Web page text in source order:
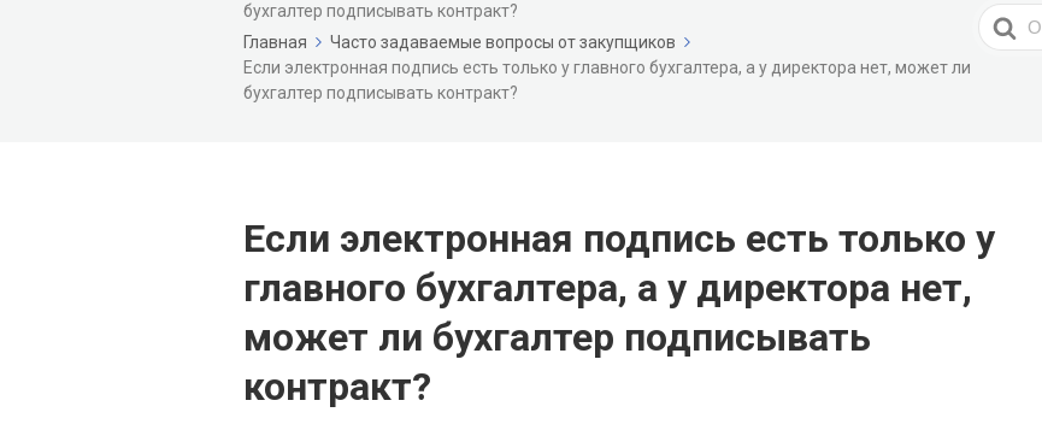
бухгалтер подписывать контракт?
Главная
Часто задаваемые вопросы от закупщиков
Если электронная подпись есть только у главного бухгалтера, а у директора нет, может ли
бухгалтер подписывать контракт?
Search
For
Если электронная подпись есть только у
главного бухгалтера, а у директора нет,
может ли бухгалтер подписывать
контракт?